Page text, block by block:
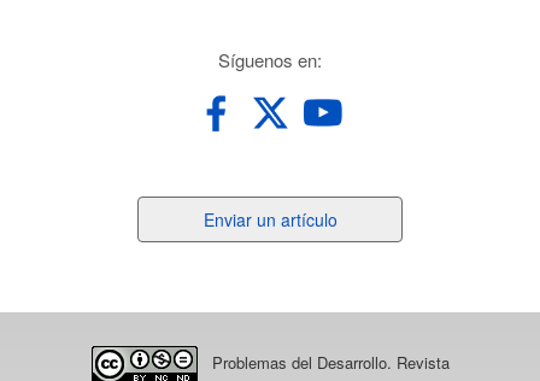
Síguenos en:
un
Enviar un artículo
Problemas del Desarrollo. Revista